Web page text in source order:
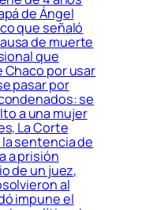
de Ángel
que señaló
de muerte
que
Chaco por usar
pasar por
se
a una mujer
La Corte
sentencia de
a prisión
de un juez,
al
impune el